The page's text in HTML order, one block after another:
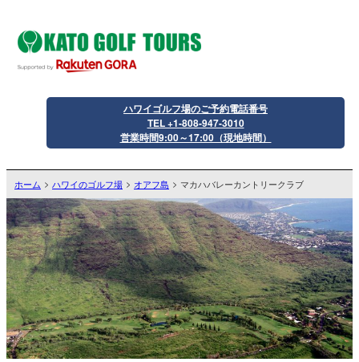
ハワイゴルフ場のご予約電話番号
TEL +1-808-947-3010
営業時間9:00～17:00（現地時間）
ホーム ハワイのゴルフ場 オアフ島 マカハバレーカントリークラブ